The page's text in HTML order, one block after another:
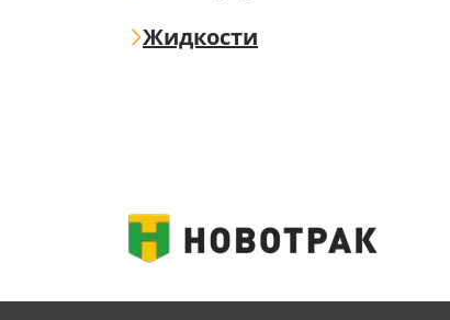
Жидкости